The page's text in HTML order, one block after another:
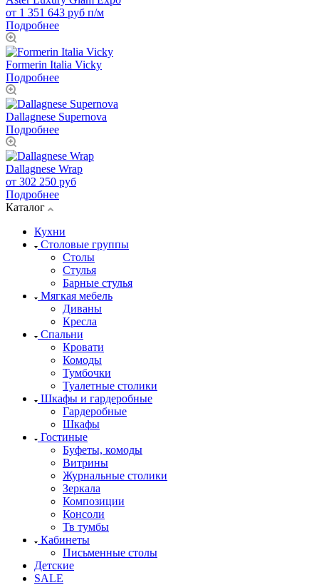
от 1 351 643 руб п/м
Подробнее
Formerin Italia Vicky
Подробнее
Dallagnese Supernova
Подробнее
Dallagnese Wrap
от 302 250 руб
Подробнее
Каталог
Кухни
Столовые группы
Столы
Стулья
Барные стулья
Мягкая мебель
Диваны
Кресла
Спальни
Кровати
Комоды
Тумбочки
Туалетные столики
Шкафы и гардеробные
Гардеробные
Шкафы
Гостиные
Буфеты, комоды
Витрины
Журнальные столики
Зеркала
Композиции
Консоли
Тв тумбы
Кабинеты
Письменные столы
Детские
SALE